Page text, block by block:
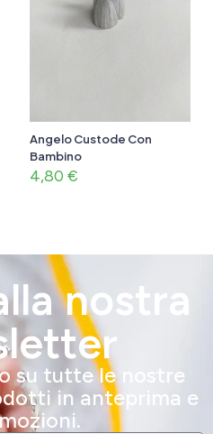
Angelo Custode Con
Bambino
4,80 €
nostra
su tutte le nostre
in anteprima e